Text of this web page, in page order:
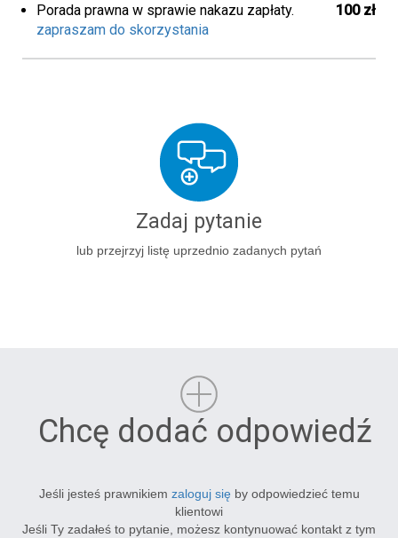
Porada prawna w sprawie nakazu zapłaty.
100 zł
zapraszam do skorzystania
Zadaj pytanie
lub przejrzyj listę uprzednio zadanych pytań
Chcę dodać odpowiedź
Jeśli jesteś prawnikiem zaloguj się by odpowiedzieć temu
klientowi
Jeśli Ty zadałeś to pytanie, możesz kontynuować kontakt z tym